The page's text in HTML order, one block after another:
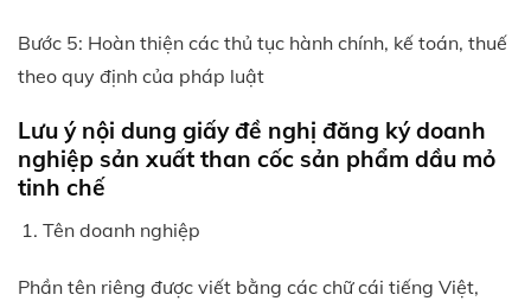
Bước 5: Hoàn thiện các thủ tục hành chính, kế toán, thuế
theo quy định của pháp luật
Lưu ý nội dung giấy đề nghị đăng ký doanh
nghiệp sản xuất than cốc sản phẩm dầu mỏ
tinh chế
Tên doanh nghiệp
Phần tên riêng được viết bằng các chữ cái tiếng Việt,